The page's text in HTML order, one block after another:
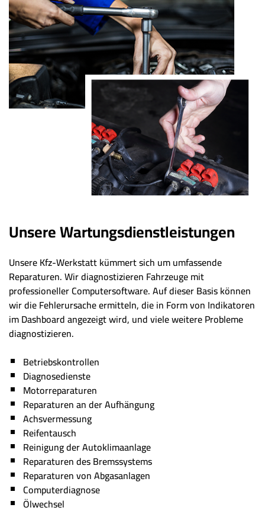
Unsere Wartungsdienstleistungen
Unsere Kfz-Werkstatt kümmert sich um umfassende
Reparaturen. Wir diagnostizieren Fahrzeuge mit
professioneller Computersoftware. Auf dieser Basis können
wir die Fehlerursache ermitteln, die in Form von Indikatoren
im Dashboard angezeigt wird, und viele weitere Probleme
diagnostizieren.
Betriebskontrollen
Diagnosedienste
Motorreparaturen
Reparaturen an der Aufhängung
Achsvermessung
Reifentausch
Reinigung der Autoklimaanlage
Reparaturen des Bremssystems
Reparaturen von Abgasanlagen
Computerdiagnose
Ölwechsel